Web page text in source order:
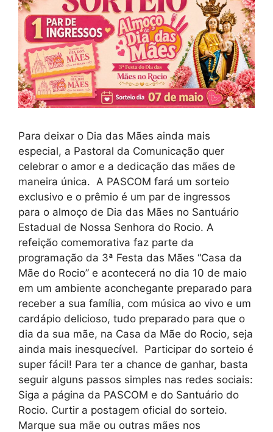
Para deixar o Dia das Mães ainda mais
especial, a Pastoral da Comunicação quer
celebrar o amor e a dedicação das mães de
maneira única. A PASCOM fará um sorteio
exclusivo e o prêmio é um par de ingressos
para o almoço de Dia das Mães no Santuário
Estadual de Nossa Senhora do Rocio. A
refeição comemorativa faz parte da
programação da 3ª Festa das Mães “Casa da
Mãe do Rocio” e acontecerá no dia 10 de maio
em um ambiente aconchegante preparado para
receber a sua família, com música ao vivo e um
cardápio delicioso, tudo preparado para que o
dia da sua mãe, na Casa da Mãe do Rocio, seja
ainda mais inesquecível. Participar do sorteio é
super fácil! Para ter a chance de ganhar, basta
seguir alguns passos simples nas redes sociais:
Siga a página da PASCOM e do Santuário do
Rocio. Curtir a postagem oficial do sorteio.
Marque sua mãe ou outras mães nos